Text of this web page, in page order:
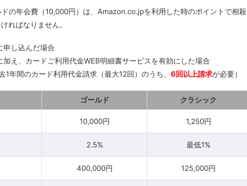
の年会費（10,000円）は、Amazon.co.jpを利用した時のポイントで相殺
ればなりません。
申し込んだ場合
え、カードご利用代金WEB明細書サービスを有効にした場合
1年間のカード利用代金請求（最大12回）のうち、 6回以上請求が必要）
ゴールド クラシック
10,000円 1,250円
2.5% 最低1%
400,000円 125,000円